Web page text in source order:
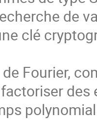
de
clé
Fourier,